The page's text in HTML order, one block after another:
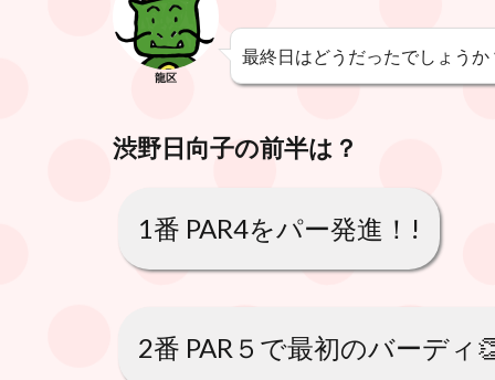
龍区
最終日はどうだったでしょうか
渋野日向子の前半は？
1番 PAR4をパー発進！!
2番 PAR５で最初のバーディ